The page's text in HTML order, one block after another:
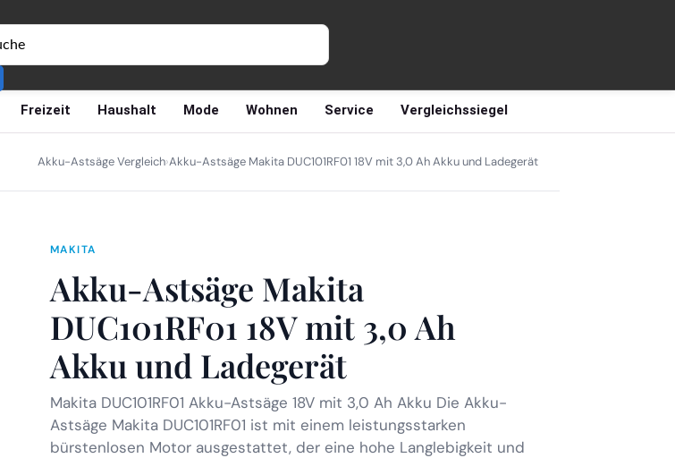
Freizeit Haushalt Mode Wohnen Service Vergleichssiegel
Akku-Astsäge Vergleich›Akku-Astsäge Makita DUC101RF01 18V mit 3,0 Ah Akku und Ladegerät
MAKITA
Akku-Astsäge Makita
DUC101RF01 18V mit 3,0 Ah
Akku und Ladegerät
Makita DUC101RF01 Akku-Astsäge 18V mit 3,0 Ah Akku Die Akku-
Astsäge Makita DUC101RF01 ist mit einem leistungsstarken
bürstenlosen Motor ausgestattet, der eine hohe Langlebigkeit und